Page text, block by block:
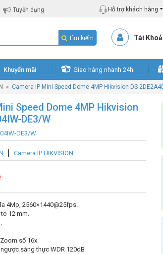
Tuyển dụng Hỗ trợ khách hàng
Tìm kiếm Tài
Khuyến mãi Giao hàng nhanh 24h
» Camera IP Mini Speed Dome 4MP Hikvision DS-
Speed Dome 4MP Hikvision
DE3/W
DE3/W
Camera IP HIKVISION
4Mp, 2560×1440@25fps.
12 mm.
số 16x.
sáng thực WDR 120dB